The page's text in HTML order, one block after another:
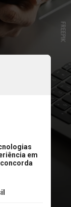
FREEPIK